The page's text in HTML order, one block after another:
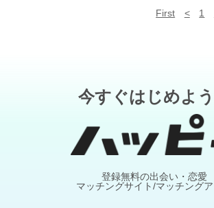
いちょい私をドキドキ
た。 このあとはという
付き合ってくれて、最
たら 誘われていたらつ
と聞かれてるとそれは
る。 今はもっと知りた
発にしてくれたことだ
てことで乾杯First < 1
今すぐはじめよう
登録無料の出会い・恋愛
マッチングサイト/マッチングア